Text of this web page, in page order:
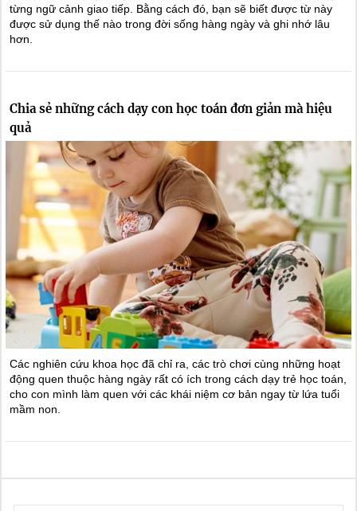
từng ngữ cảnh giao tiếp. Bằng cách đó, bạn sẽ biết được từ này
được sử dụng thế nào trong đời sống hàng ngày và ghi nhớ lâu
hơn.
Chia sẻ những cách dạy con học toán đơn giản mà hiệu
quả
Các nghiên cứu khoa học đã chỉ ra, các trò chơi cùng những hoạt
động quen thuộc hàng ngày rất có ích trong cách dạy trẻ học toán,
cho con mình làm quen với các khái niệm cơ bản ngay từ lứa tuổi
mầm non.